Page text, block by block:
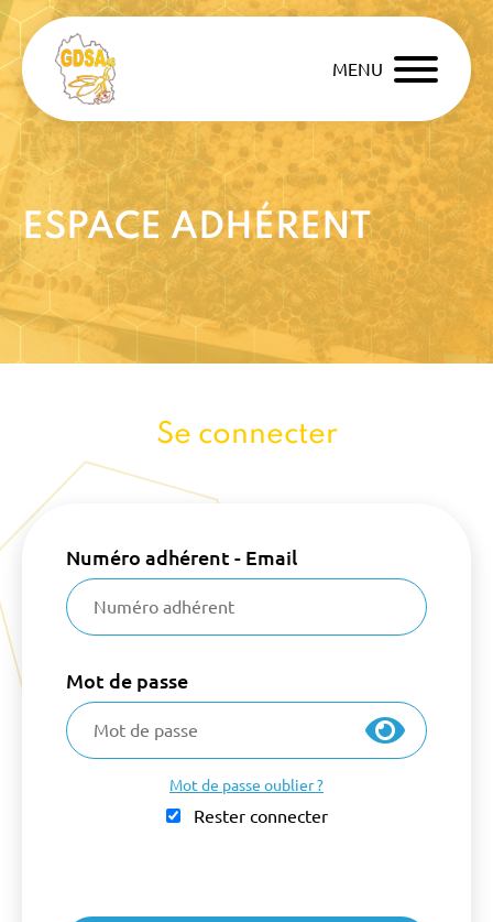
MENU
ESPACE ADHÉRENT
Se connecter
Numéro adhérent - Email
Mot de passe
Mot de passe oublier ?
Rester connecter